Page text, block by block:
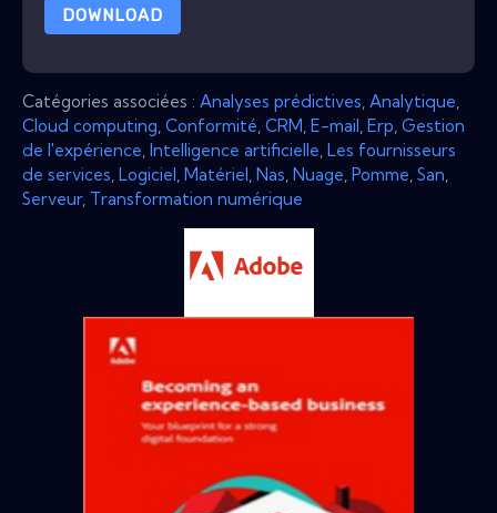
DOWNLOAD
Catégories associées : Analyses prédictives Analytique
Cloud computing Conformité CRM E-mail Erp Gestion
de l'expérience Intelligence artificielle Les fournisseurs
de services Logiciel Matériel Nas Nuage Pomme San
Serveur, Transformation numérique